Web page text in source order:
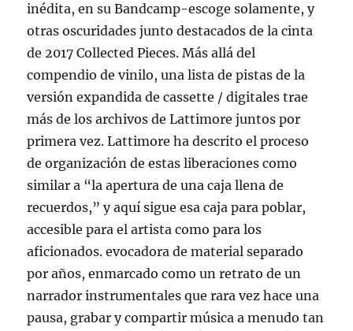
inédita, en su Bandcamp-escoge solamente, y
otras oscuridades junto destacados de la cinta
de 2017 Collected Pieces. Más allá del
compendio de vinilo, una lista de pistas de la
versión expandida de cassette / digitales trae
más de los archivos de Lattimore juntos por
primera vez. Lattimore ha descrito el proceso
de organización de estas liberaciones como
similar a “la apertura de una caja llena de
recuerdos,” y aquí sigue esa caja para poblar,
accesible para el artista como para los
aficionados. evocadora de material separado
por años, enmarcado como un retrato de un
narrador instrumentales que rara vez hace una
pausa, grabar y compartir música a menudo tan